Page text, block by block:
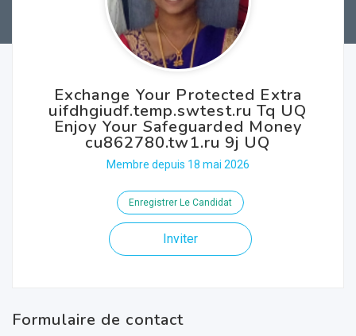
Exchange Your Protected Extra
uifdhgiudf.temp.swtest.ru Tq UQ
Enjoy Your Safeguarded Money
cu862780.tw1.ru 9j UQ
Membre depuis 18 mai 2026
Enregistrer Le Candidat
Inviter
Formulaire de contact